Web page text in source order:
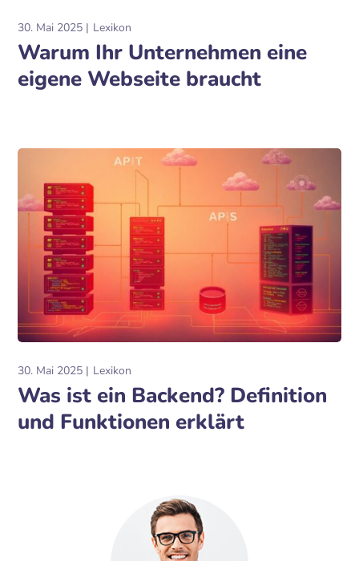
30. Mai 2025 Lexikon
Warum Ihr Unternehmen eine
eigene Webseite braucht
30. Mai 2025 Lexikon
Was ist ein Backend? Definition
und Funktionen erklärt